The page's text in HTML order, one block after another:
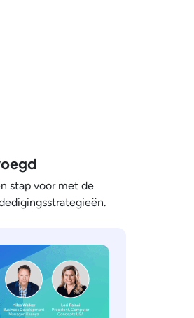
stap voor met de